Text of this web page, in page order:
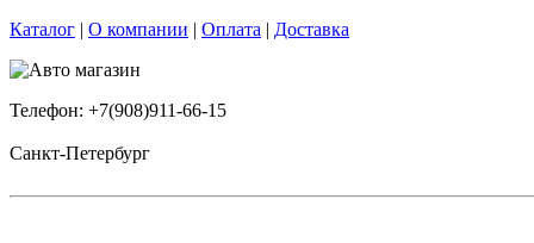
Каталог | О компании | Оплата | Доставка
Телефон: +7(908)911-66-15
Санкт-Петербург